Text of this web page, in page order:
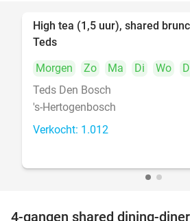
High tea (1,5 uur), shared
Teds
Morgen
Zo Ma Di Wo
Teds Den Bosch
's-Hertogenbosch
Verkocht: 1.012
4-gangen shared dining-